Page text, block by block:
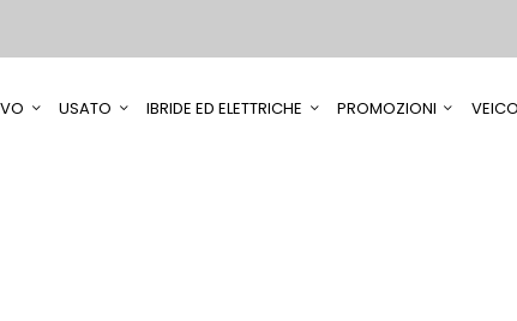
USATO IBRIDE ED ELETTRICHE PROMOZIONI